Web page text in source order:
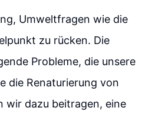
Umweltfragen wie die
zu rücken. Die
Probleme, die unsere
die Renaturierung von
wir dazu beitragen, eine